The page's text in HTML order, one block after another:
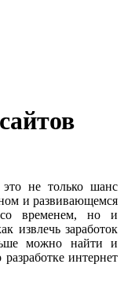
не только шанс
и развивающемся
временем, но и
извлечь заработок
можно найти и
интернет